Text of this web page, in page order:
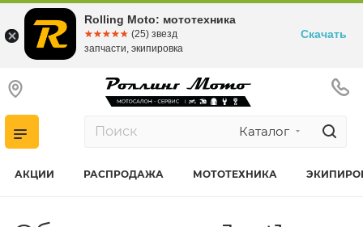
Каталог
АКЦИИ РАСПРОДАЖА МОТОТЕХНИКА
Rolling Moto: мототехника
☆☆☆☆☆
★★★★★ (25) звезд
запчасти, экипировка
Скачать